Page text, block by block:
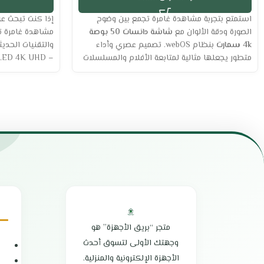
استمتع بتجربة مشاهدة غامرة تجمع بين وضوح
الصورة ودقة الألوان مع
شاشة دانسات 50 بوصة
4k سمارت
بنظام webOS. تصميم عصري وأداء
متطور يجعلها مثالية لمتابعة الأفلام والمسلسلات
العلامة التجارية: دانسات
معدل تحديث عالٍ يمنح أداءً سلساً
استهلاك منخفض للطاقة
تصميم نحيف بدون إطار
إذا كنت تبحث
مشاهدة غامرة
والتقنيات
سمارت
العلامة
نظام التشغيل:
ريموت كنترول
قواعد تثبيت
متجر “بريق الأجهزة” هو
وجهتك الأولى لتسوق أحدث
الأجهزة الإلكترونية والمنزلية.